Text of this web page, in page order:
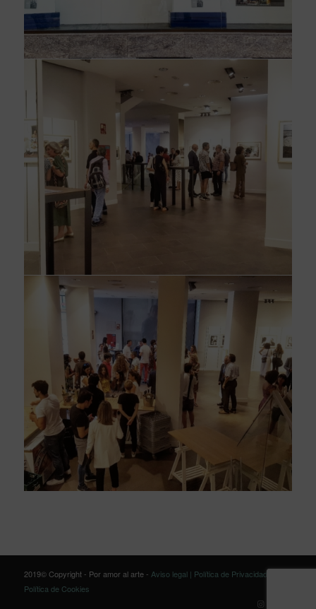
2019© Copyright - Por amor al arte - Aviso legal | Política de Privacidad |
Política de Cookies